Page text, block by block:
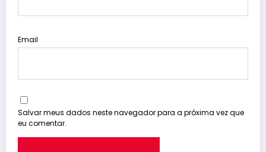
Email
Salvar meus dados neste navegador para a próxima vez que
eu comentar.